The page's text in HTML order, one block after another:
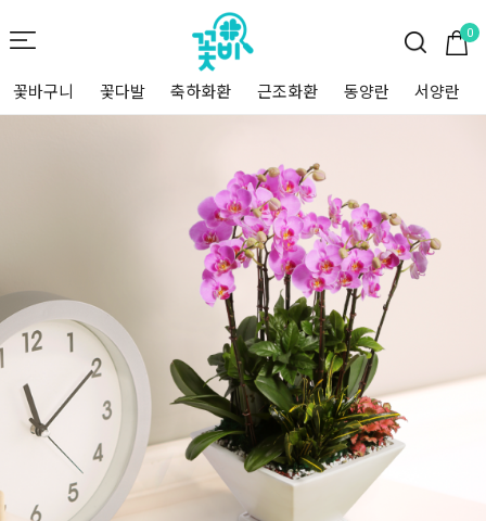
0
꽃바구니 꽃다발 축하화환 근조화환 동양란 서양란